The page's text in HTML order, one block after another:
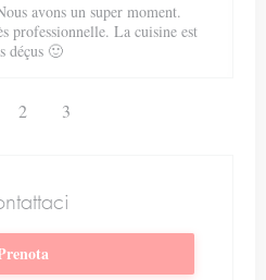
avons un super moment.
professionnelle. La cuisine est
déçus 🙂
2 3